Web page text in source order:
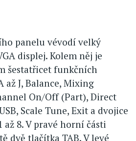
panelu vévodí velký
displej. Kolem něj je
šestatřicet funkčních
J, Balance, Mixing
On/Off (Part), Direct
Scale Tune, Exit a dvojice
8. V pravé horní části
dvě tlačítka TAB. V levé